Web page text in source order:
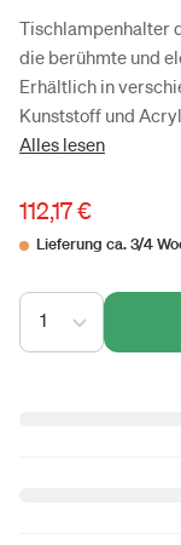
Tischlampenhalter
die berühmte und
Erhältlich in
Kunststoff und
Alles lesen
112,17 €
Lieferung ca. 3/4
1